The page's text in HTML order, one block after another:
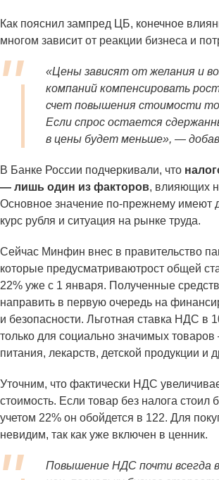
Как пояснил зампред ЦБ, конечное
многом зависит от реакции бизнеса и
«Цены зависят от желания и
компаний компенсировать
счет повышения стоимости
Если спрос остается
в цены будет меньше», —
В Банке России подчеркивали, что
— лишь один из факторов, влияющих
Основное значение по-прежнему имеют
курс рубля и ситуация на рынке труда.
Сейчас Минфин внес в правительство
которые предусматриваютрост общей
22% уже с 1 января. Полученные
направить в первую очередь на
и безопасности. Льготная ставка НДС в
только для социально значимых
питания, лекарств, детской продукции и
Уточним, что фактически НДС
стоимость. Если товар без налога стоил
учетом 22% он обойдется в 122. Для
невидим, так как уже включен в ценник.
Повышение НДС почти всегда